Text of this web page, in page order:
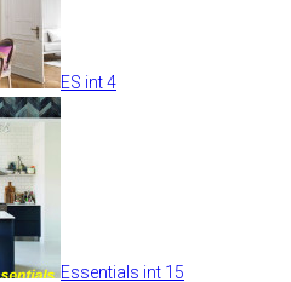
ES int 4
Essentials int 15